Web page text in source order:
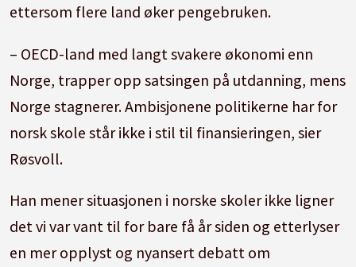
ettersom flere land øker pengebruken.
– OECD-land med langt svakere økonomi enn
Norge, trapper opp satsingen på utdanning, mens
Norge stagnerer. Ambisjonene politikerne har for
norsk skole står ikke i stil til finansieringen, sier
Røsvoll.
Han mener situasjonen i norske skoler ikke ligner
det vi var vant til for bare få år siden og etterlyser
en mer opplyst og nyansert debatt om